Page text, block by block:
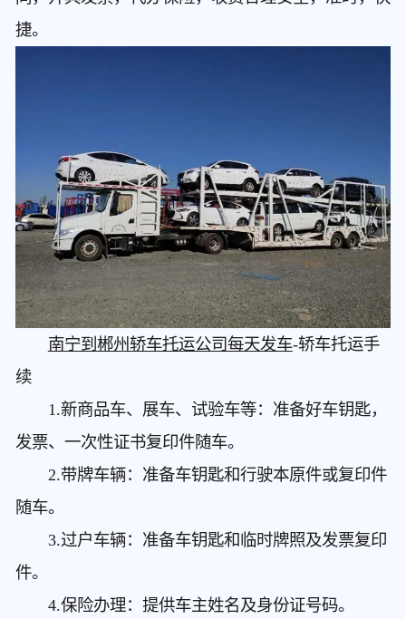
捷。
南宁到郴州轿车托运公司每天发车-轿车托运手
续
1.新商品车、展车、试验车等：准备好车钥匙，
发票、一次性证书复印件随车。
2.带牌车辆：准备车钥匙和行驶本原件或复印件
随车。
3.过户车辆：准备车钥匙和临时牌照及发票复印
件。
4.保险办理：提供车主姓名及身份证号码。